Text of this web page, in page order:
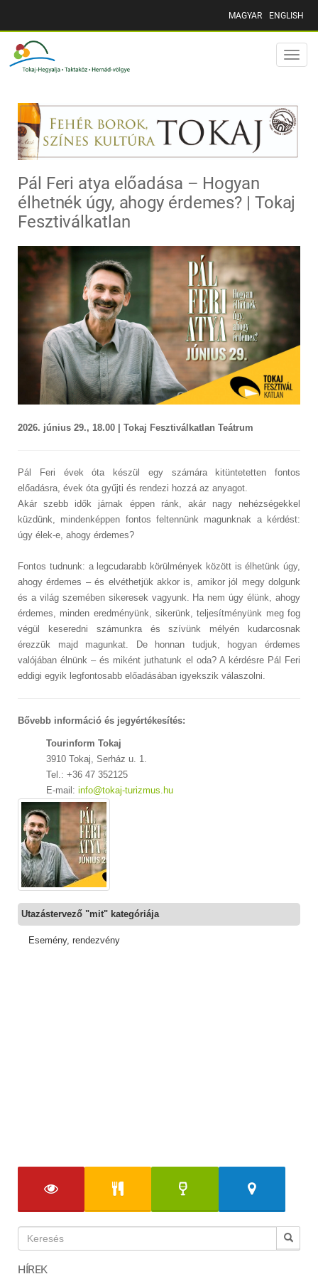
MAGYAR ENGLISH
Toggle
Pál Feri atya előadása – Hogyan
élhetnék úgy, ahogy érdemes? | Tokaj
Fesztiválkatlan
2026. június 29., 18.00 | Tokaj Fesztiválkatlan Teátrum
Pál Feri évek óta készül egy számára kitüntetetten fontos
előadásra, évek óta gyűjti és rendezi hozzá az anyagot.
Akár szebb idők járnak éppen ránk, akár nagy nehézségekkel
küzdünk, mindenképpen fontos feltennünk magunknak a kérdést:
úgy élek-e, ahogy érdemes?
Fontos tudnunk: a legcudarabb körülmények között is élhetünk úgy,
ahogy érdemes – és elvéthetjük akkor is, amikor jól megy dolgunk
és a világ szemében sikeresek vagyunk. Ha nem úgy élünk, ahogy
érdemes, minden eredményünk, sikerünk, teljesítményünk meg fog
végül keseredni számunkra és szívünk mélyén kudarcosnak
érezzük majd magunkat. De honnan tudjuk, hogyan érdemes
valójában élnünk – és miként juthatunk el oda? A kérdésre Pál Feri
eddigi egyik legfontosabb előadásában igyekszik válaszolni.
Bővebb információ és jegyértékesítés:
Tourinform Tokaj
3910 Tokaj, Serház u. 1.
Tel.: +36 47 352125
E-mail: info@tokaj-turizmus.hu
Utazástervező "mit" kategóriája
Esemény, rendezvény
HÍREK